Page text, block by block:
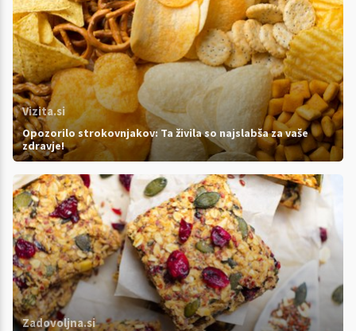
Vizita.si
Opozorilo strokovnjakov: Ta živila so najslabša za vaše
zdravje!
Zadovoljna.si